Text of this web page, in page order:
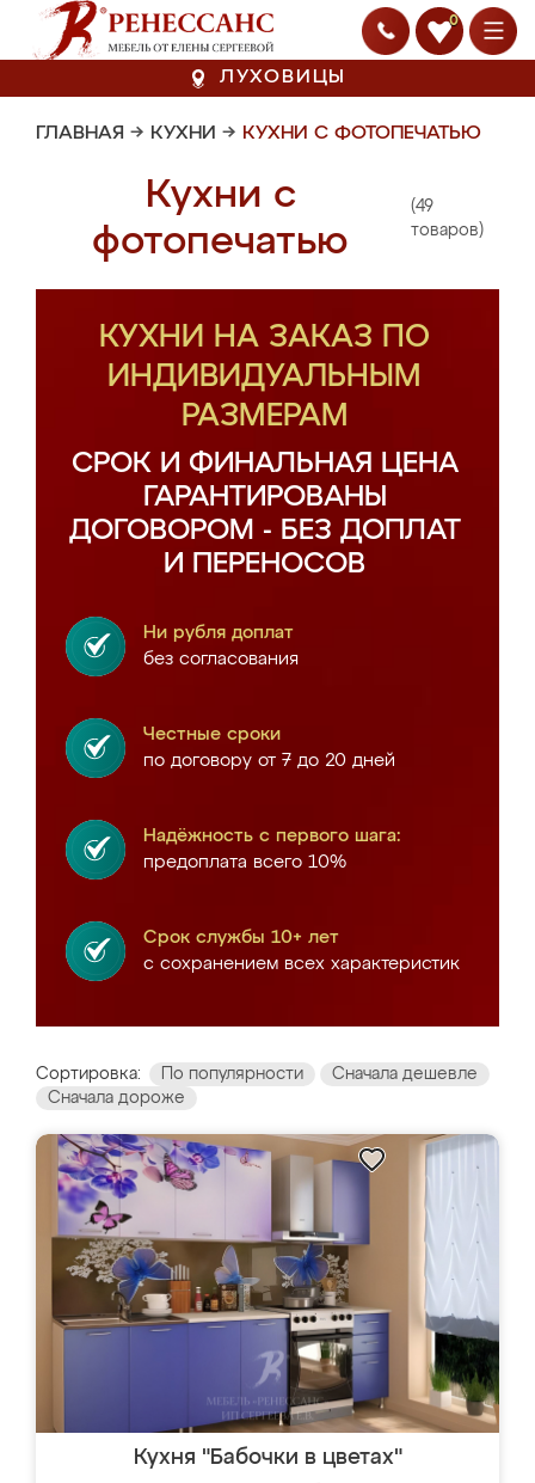
0
ЛУХОВИЦЫ
ГЛАВНАЯ → КУХНИ → КУХНИ С ФОТОПЕЧАТЬЮ
Кухни с
фотопечатью
(49
товаров)
КУХНИ НА ЗАКАЗ ПО
ИНДИВИДУАЛЬНЫМ
РАЗМЕРАМ
СРОК И ФИНАЛЬНАЯ ЦЕНА
ГАРАНТИРОВАНЫ
ДОГОВОРОМ - БЕЗ ДОПЛАТ
И ПЕРЕНОСОВ
Ни рубля доплат
без согласования
Честные сроки
по договору от 7 до 20 дней
Надёжность с первого шага:
предоплата всего 10%
Срок службы 10+ лет
с сохранением всех характеристик
Сортировка: По популярности
Сначала дешевле
Сначала дороже
Кухня "Бабочки в цветах"